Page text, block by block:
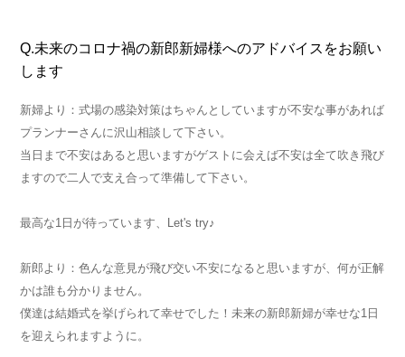
Q.未来のコロナ禍の新郎新婦様へのアドバイスをお願い
します
新婦より：式場の感染対策はちゃんとしていますが不安な事があれば
プランナーさんに沢山相談して下さい。
当日まで不安はあると思いますがゲストに会えば不安は全て吹き飛び
ますので二人で支え合って準備して下さい。
最高な1日が待っています、Let's try♪
新郎より：色んな意見が飛び交い不安になると思いますが、何が正解
かは誰も分かりません。
僕達は結婚式を挙げられて幸せでした！未来の新郎新婦が幸せな1日
を迎えられますように。